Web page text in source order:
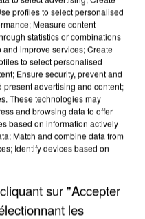
Voir plus
profiles to select personalised
Measure content
statistics or combinations
improve services; Create
to select personalised
Ensure security, prevent and
present advertising and content;
These technologies may
and browsing data to offer
based on information actively
Match and combine data from
Identify devices based on
sur "Accepter
les